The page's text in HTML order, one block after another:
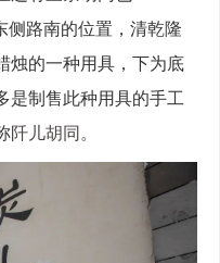
侧路南的位置，清乾隆
烛的一种用具，下为底
是制售此种用具的手工
阡儿胡同。